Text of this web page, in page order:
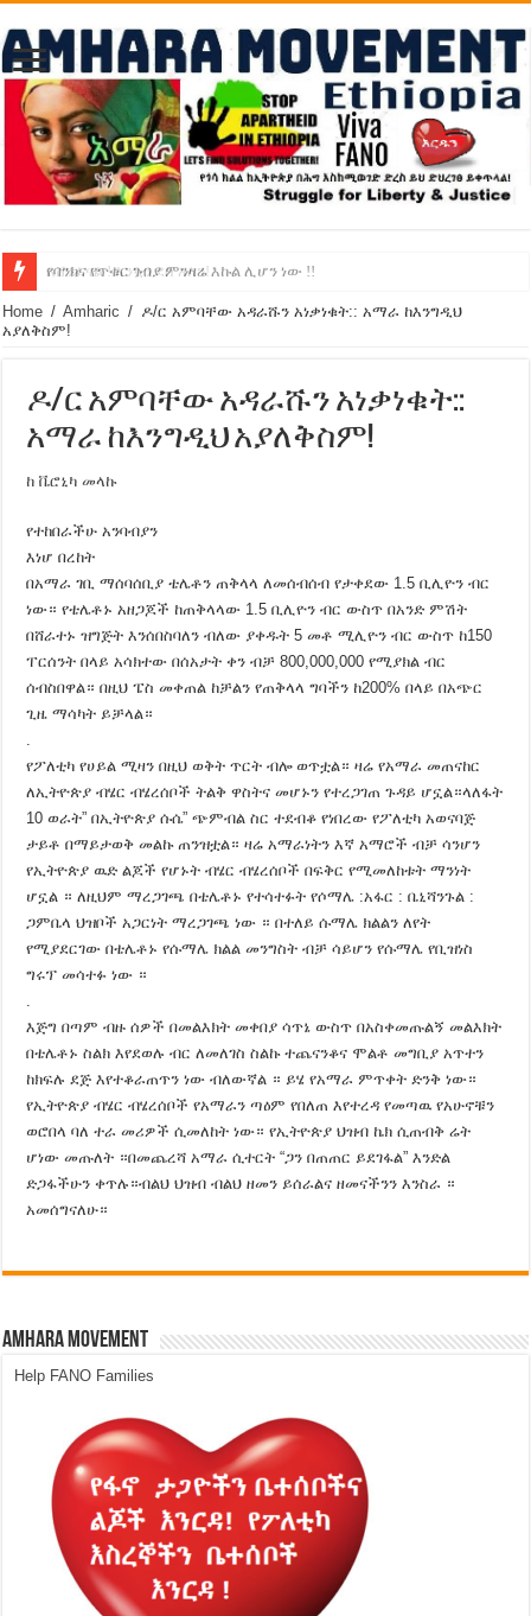
የባንክና የጥቁር ገብያ ምንዛሬ እኩል ሊሆን ነው !!
አሸንፈናል ! እንኳን ደስ አለን!
Home / Amharic / ዶ/ር አምባቸው አዳራሹን አነቃነቁት:: አማራ ከእንግዲህ
አያለቅስም!
ዶ/ር አምባቸው አዳራሹን አነቃነቁት::
አማራ ከእንግዲህ አያለቅስም!
ከ ቬሮኒካ መላኩ
የተከበራችሁ አንባብያን
እነሆ በረከት
በአማራ ገቢ ማሰባሰቢያ ቴሌቶን ጠቅላላ ለመሰብሰብ የታቀደው 1.5 ቢሊዮን ብር
ነው። የቴሌቶኑ አዘጋጆች ከጠቅላላው 1.5 ቢሊዮን ብር ውስጥ በአንድ ምሽት
በሸራተኑ ዝግጅት እንሰበስባለን ብለው ያቀዱት 5 መቶሚሊዮን ብር ውስጥ ከ150
ፐርሰንት በላይ አሳክተው በሰአታት ቀን ብቻ 800,000,000 የሚያክል ብር
ሰብስበዋል። በዚህ ፔስ መቀጠል ከቻልን የጠቅላላ ግባችን ከ200% በላይ በአጭር
ጊዜ ማሳካት ይቻላል።
.
የፖለቲካ የሀይል ሚዛን በዚህ ወቅት ጥርት ብሎ ወጥቷል። ዛሬ የአማራ መጠናከር
ለኢትዮጵያ ብሄር ብሄረሰቦች ትልቅ ዋስትና መሆኑን የተረጋገጠ ጉዳይ ሆኗል።ላለፋት
10 ወራት” በኢትዮጵያ ሱሴ” ጭምብል ስር ተደብቆ የነበረው የፖለቲካ አወናባጅ
ታይቶ በማይታወቅ መልኩ ጠንዝቷል። ዛሬ አማራነትን እኛ አማሮች ብቻ ሳንሆን
የኢትዮጵያ ዉድ ልጆች የሆኑት ብሄር ብሄረሰቦች በፍቅር የሚመለከቱት ማንነት
ሆኗል ። ለዚህም ማረጋገጫ በቴሌቶኑ የተሳተፉት የሶማሌ :አፋር : ቤኒሻንጉል :
ጋምቤላ ህዝቦች አጋርነት ማረጋገጫ ነው ። በተለይ ሱማሌ ክልልን ለየት
የሚያደርገው በቴሌቶኑ የሱማሌ ክልል መንግስት ብቻ ሳይሆን የሱማሌ የቢዝነስ
ግሩፕ መሳተፉ ነው ።
.
እጅግ በጣም ብዙ ሰዎች በመልእክት መቀበያ ሳጥኔ ውስጥ በአስቀመጡልኝ መልእክት
በቴሌቶኑ ስልክ እየደወሉ ብር ለመለገስ ስልኩ ተጨናንቆና ሞልቶ መግቢያ አጥተን
ከክፍሉ ደጅ እየተቆራጠጥን ነው ብለውኛል ። ይሄ የአማራ ምጥቀት ድንቅ ነው።
የኢትዮጵያ ብሄር ብሄረሰቦች የአማራን ጣዕም የበለጠ እየተረዳ የመጣዉ የአሁኖቹን
ወሮበላ ባለ ተራ መሪዎች ሲመለከት ነው። የኢትዮጵያ ህዝብ ኬክ ሲጠብቅ ሬት
ሆነው መጡለት ።በመጨረሻ አማራ ሲተርት “ጋን በጠጠር ይደገፋል” እንድል
ድጋፋችሁን ቀጥሉ።ብልህ ህዝብ ብልህ ዘመን ይሰራልና ዘመናችንን እንስራ ።
አመሰግናለሁ።
Amhara Movement
Help FANO Families